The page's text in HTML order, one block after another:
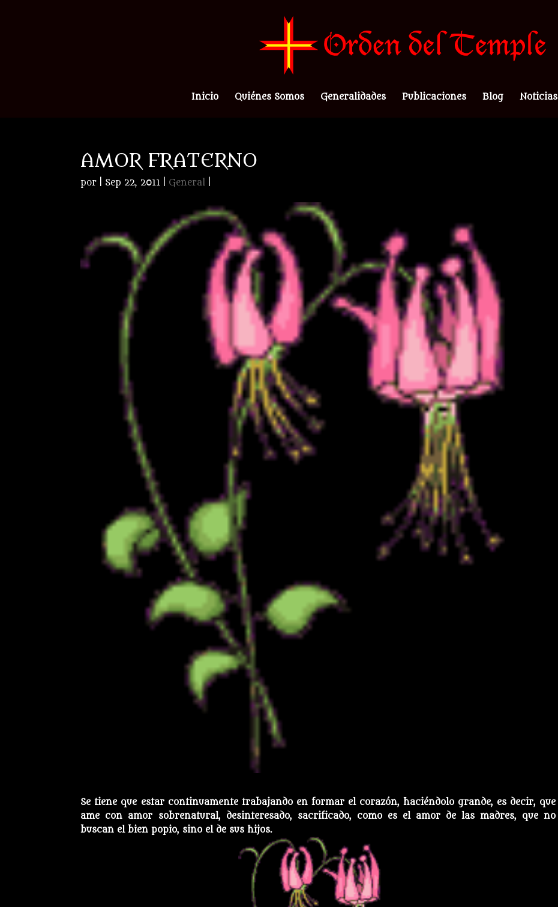
Inicio Quiénes Somos Generalidades Publicaciones Blog Noticias
AMOR FRATERNO
por Sep 22, 2011 General
Se tiene que estar continuamente trabajando en formar el corazón, haciéndolo grande, es decir, que
ame con amor sobrenatural, desinteresado, sacrificado, como es el amor de las madres, que no
buscan el bien popio, sino el de sus hijos.